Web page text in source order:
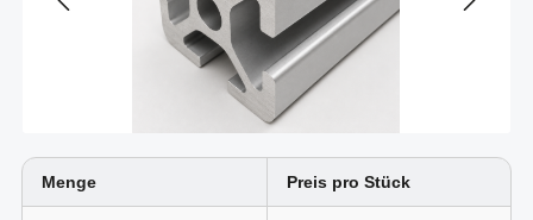
Menge Preis pro Stück